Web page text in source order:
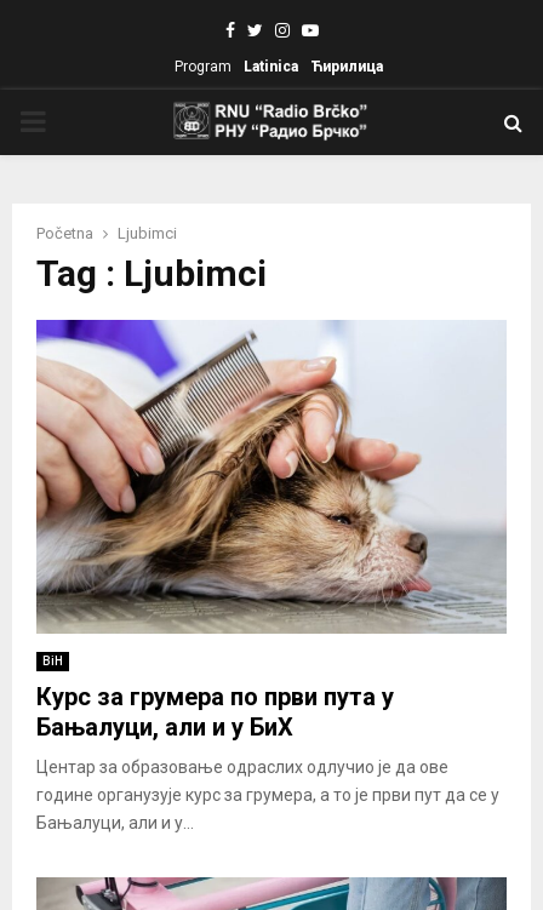
Facebook
TwitterInstagram
Youtube
Program Latinica Ћирилица
Početna Ljubimci
Tag : Ljubimci
BiH
Курс за грумера по први пута у
Бањалуци, али и у БиХ
Центар за образовање одраслих одлучио је да ове
године органузује курс за грумера, а то је први пут да се у
Бањалуци, али и у...